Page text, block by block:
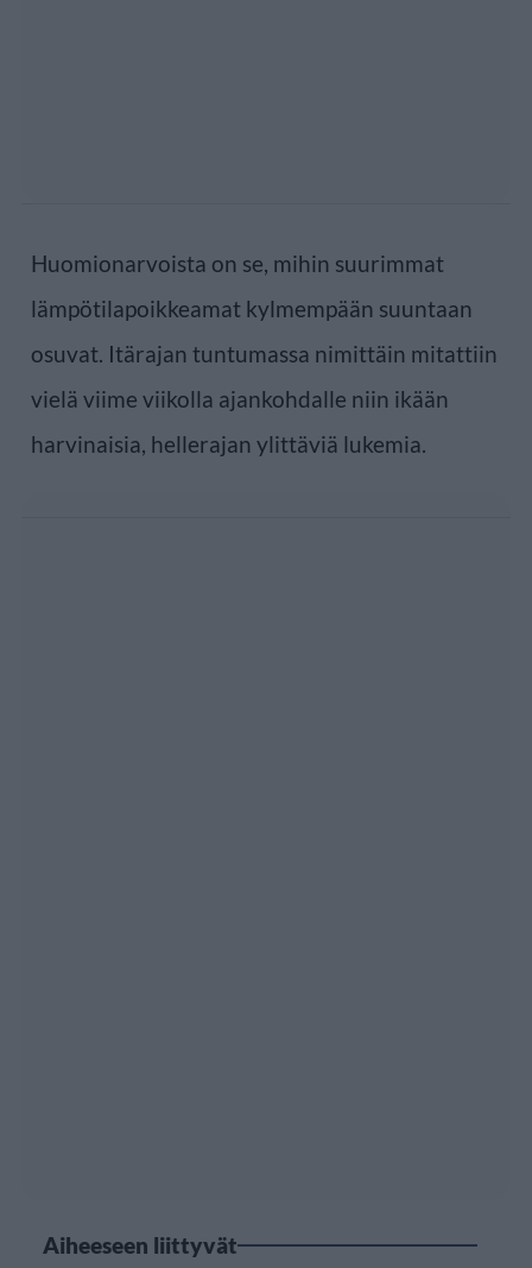
Huomionarvoista on se, mihin suurimmat
lämpötilapoikkeamat kylmempään suuntaan
osuvat. Itärajan tuntumassa nimittäin mitattiin
vielä viime viikolla ajankohdalle niin ikään
harvinaisia, hellerajan ylittäviä lukemia.
Aiheeseen liittyvät